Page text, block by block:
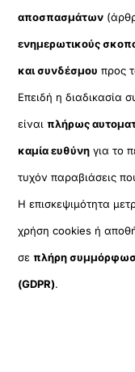
αποσπασμάτων
ενημερωτικούς
και συνδέσμου προς
Επειδή η διαδικασία
είναιπλήρως
καμία ευθύνη για το
τυχόν παραβιάσεις
Η επισκεψιμότητα
χρήση cookies ή
σεπλήρη
(GDPR).